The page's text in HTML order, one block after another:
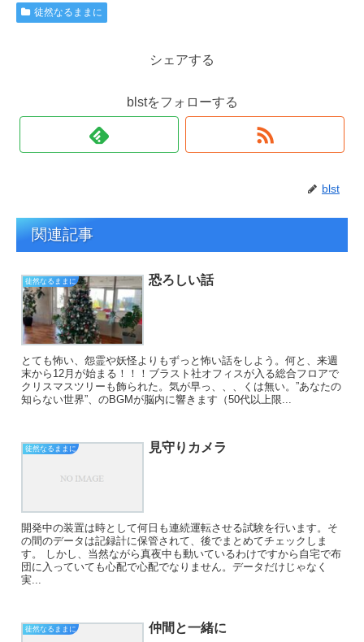
徒然なるままに
シェアする
blstをフォローする
blst
関連記事
徒然なるままに 恐ろしい話
とても怖い、怨霊や妖怪よりもずっと怖い話をしよう。何と、来週
末から12月が始まる！！！ブラスト社オフィスが入る総合フロアで
クリスマスツリーも飾られた。気が早っ、、、くは無い。”あなたの
知らない世界”、のBGMが脳内に響きます（50代以上限...
徒然なるままに 見守りカメラ
開発中の装置は時として何日も連続運転させる試験を行います。そ
の間のデータは記録計に保管されて、後でまとめてチェックしま
す。 しかし、当然ながら真夜中も動いているわけですから自宅で布
団に入っていても心配で心配でなりません。データだけじゃなく
実...
徒然なるままに 仲間と一緒に